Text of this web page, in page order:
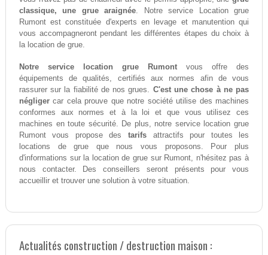
classique, une grue araignée. Notre service Location grue
Rumont est constituée d'experts en levage et manutention qui
vous accompagneront pendant les différentes étapes du choix à
la location de grue.
Notre service location grue Rumont vous offre des
équipements de qualités, certifiés aux normes afin de vous
rassurer sur la fiabilité de nos grues. C'est une chose à ne pas
négligercar cela prouve que notre société utilise des machines
conformes aux normes et à la loi et que vous utilisez ces
machines en toute sécurité. De plus, notre service location grue
Rumont vous propose des tarifs attractifs pour toutes les
locations de grue que nous vous proposons. Pour plus
d'informations sur la location de grue sur Rumont, n'hésitez pas à
nous contacter. Des conseillers seront présents pour vous
accueillir et trouver une solution à votre situation.
Actualités construction / destruction maison :